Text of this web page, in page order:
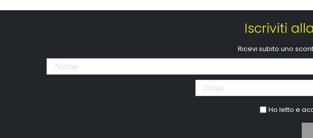
Iscriviti
Ricevi subito uno
Ho letto e